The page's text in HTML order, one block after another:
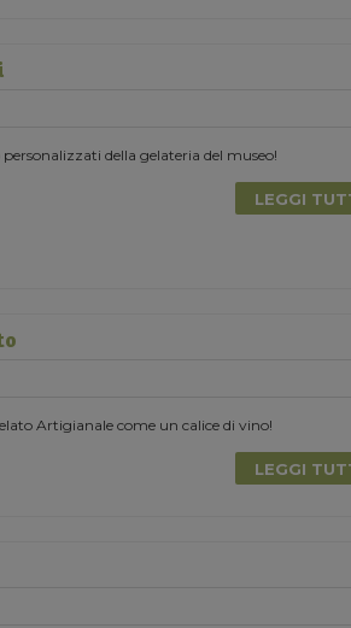
della gelateria del museo!
LEGGI
Artigianale come un calice di vino!
LEGGI